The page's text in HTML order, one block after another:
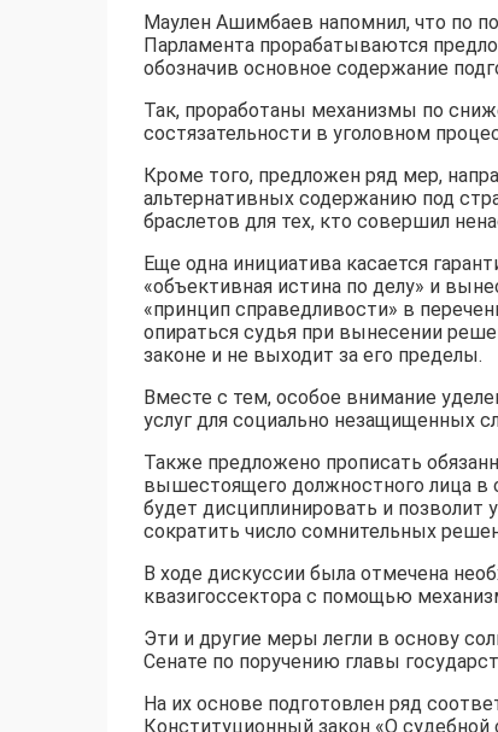
Маулен Ашимбаев напомнил, что по
Парламента прорабатываются
обозначив основное содержание
Так, проработаны механизмы по
состязательности в уголовном
Кроме того, предложен ряд мер,
альтернативных содержанию под
браслетов для тех, кто совершил
Еще одна инициатива касается
«объективная истина по делу» и
«принцип справедливости» в
опираться судья при вынесении
законе и не выходит за его пределы.
Вместе с тем, особое внимание
услуг для социально незащищенных
Также предложено прописать
вышестоящего должностного лица в
будет дисциплинировать и
сократить число сомнительных
В ходе дискуссии была отмечена
квазигоссектора с помощью
Эти и другие меры легли в основу
Сенате по поручению главы
На их основе подготовлен ряд
Конституционный закон «О